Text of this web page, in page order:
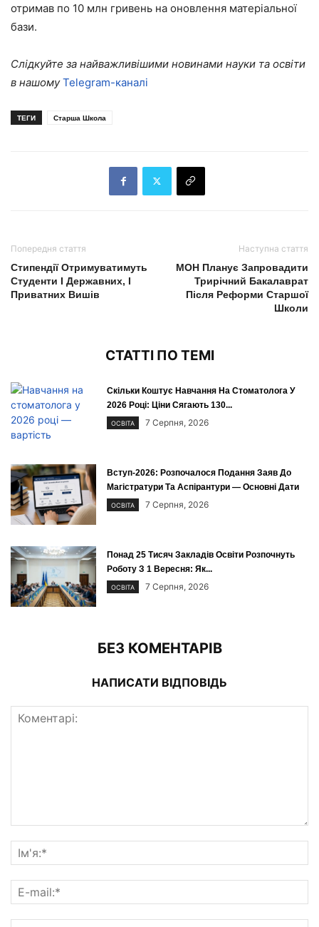
отримав по 10 млн гривень на оновлення матеріальної
бази.
Слідкуйте за найважливішими новинами науки та освіти
в нашомуTelegram-каналі
ТЕГИ Старша Школа
Попередня стаття
Стипендії Отримуватимуть
Студенти І Державних, І
Приватних Вишів
Наступна стаття
МОН Планує Запровадити
Трирічний Бакалаврат
Після Реформи Старшої
Школи
СТАТТІ ПО ТЕМІ
Скільки Коштує Навчання На Стоматолога У
2026 Році: Ціни Сягають 130...
ОСВІТА 7 Серпня, 2026
Вступ-2026: Розпочалося Подання Заяв До
Магістратури Та Аспірантури — Основні Дати
ОСВІТА 7 Серпня, 2026
Понад 25 Тисяч Закладів Освіти Розпочнуть
Роботу З 1 Вересня: Як...
ОСВІТА 7 Серпня, 2026
БЕЗ КОМЕНТАРІВ
НАПИСАТИ ВІДПОВІДЬ